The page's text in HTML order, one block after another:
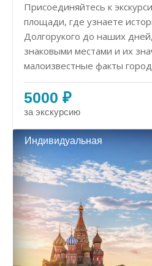
Присоединяйтесь к
площади, где узнаете
Долгорукого до наших
знаковыми местами и их
малоизвестные факты
5000 ₽
за экскурсию
Индивидуальная